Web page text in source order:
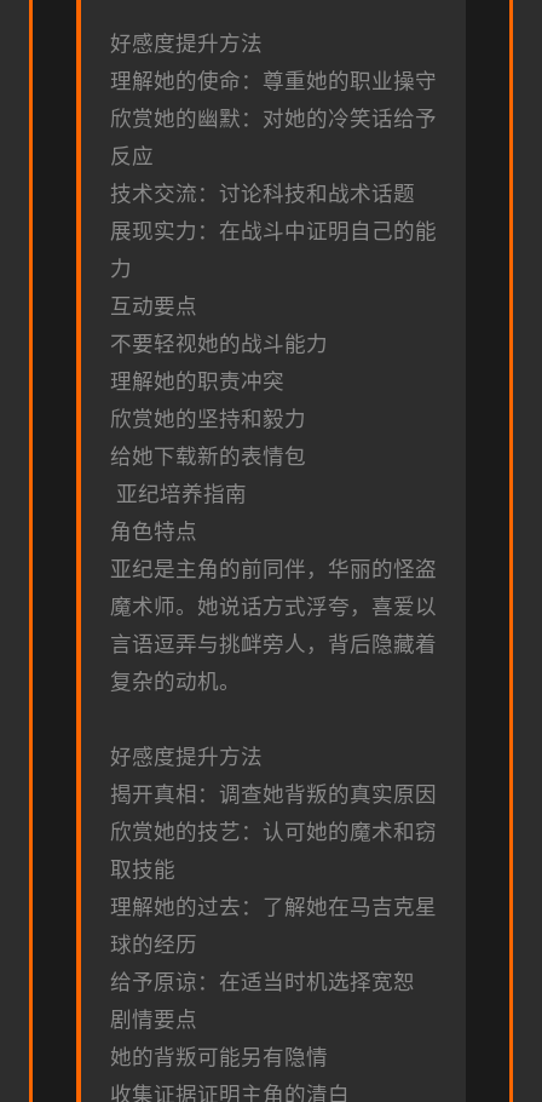
好感度提升方法
理解她的使命：尊重她的职业操守
欣赏她的幽默：对她的冷笑话给予
反应
技术交流：讨论科技和战术话题
展现实力：在战斗中证明自己的能
力
互动要点
不要轻视她的战斗能力
理解她的职责冲突
欣赏她的坚持和毅力
给她下载新的表情包
亚纪培养指南
角色特点
亚纪是主角的前同伴，华丽的怪盗
魔术师。她说话方式浮夸，喜爱以
言语逗弄与挑衅旁人，背后隐藏着
复杂的动机。
好感度提升方法
揭开真相：调查她背叛的真实原因
欣赏她的技艺：认可她的魔术和窃
取技能
理解她的过去：了解她在马吉克星
球的经历
给予原谅：在适当时机选择宽恕
剧情要点
她的背叛可能另有隐情
收集证据证明主角的清白